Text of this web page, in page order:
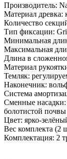
Производитель:
Материал
Количество
Тип фиксации:
Минимальная
Максимальная
Длина в
Материал
Темляк:
Наконечник:
Система
Сменные насадки:
болотистой почвы
Цвет: ярко-
Вес комплекта (2
Комплектация: 2